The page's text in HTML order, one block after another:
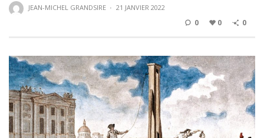
JEAN-MICHEL GRANDSIRE · 21 JANVIER 2022
0 0 0